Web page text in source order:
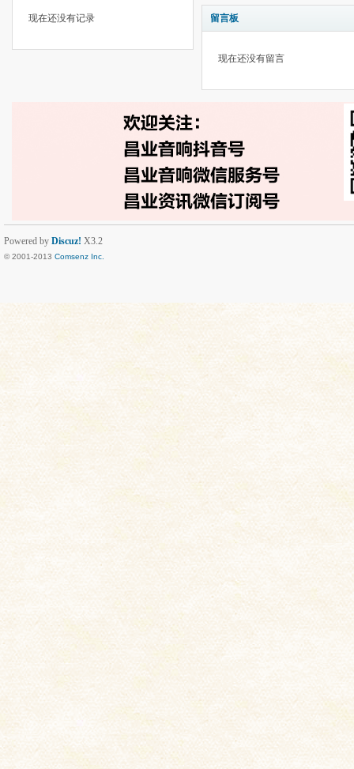
现在还没有记录 留言板
现在还没有留言
Powered by Discuz! X3.2
© 2001-2013 Comsenz Inc.